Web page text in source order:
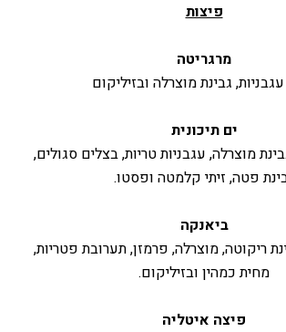
פיצות
מרגריטה
גבינת מוצרלה ובזיליקום
ים תיכונית
מוצרלה, עגבניות טריות, בצלים סגולים,
פטה, זיתי קלמטה ופסטו.
ביאנקה
ריקוטה, מוצרלה, פרמזן, תערובת פטריות,
מחית כמהין ובזיליקום.
פיצה איטליה